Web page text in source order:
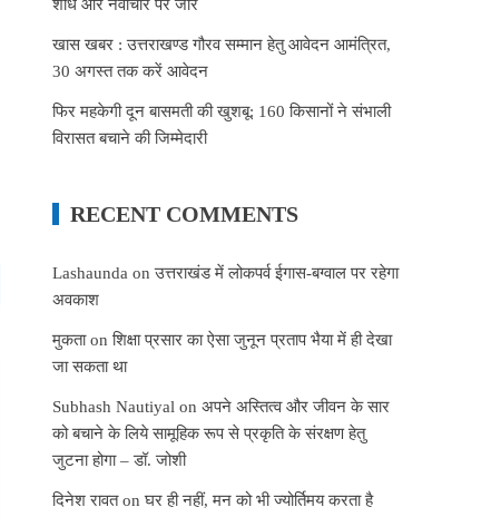
शोध और नवाचार पर जोर
खास खबर : उत्तराखण्ड गौरव सम्मान हेतु आवेदन आमंत्रित,
30 अगस्त तक करें आवेदन
फिर महकेगी दून बासमती की खुशबू: 160 किसानों ने संभाली
विरासत बचाने की जिम्मेदारी
RECENT COMMENTS
Lashaunda onउत्तराखंड में लोकपर्व ईगास-बग्वाल पर रहेगा
अवकाश
मुकताonशिक्षा प्रसार का ऐसा जुनून प्रताप भैया में ही देखा
जा सकता था
Subhash Nautiyal onअपने अस्तित्व और जीवन के सार
को बचाने के लिये सामूहिक रूप से प्रकृति के संरक्षण हेतु
जुटना होगा – डॉ. जोशी
दिनेश रावतonघर ही नहीं, मन को भी ज्योर्तिमय करता है